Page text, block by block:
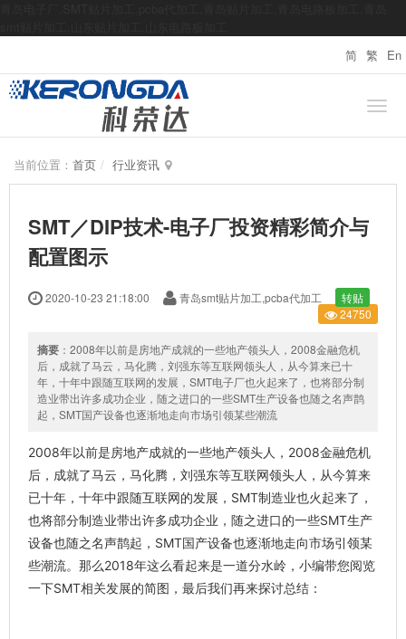
简 繁 En
当前位置： 首页 行业资讯
SMT／DIP技术-电子厂投资精彩简介与
配置图示
2020-10-23 21:18:00 青岛smt贴片加工,pcba代加工
转贴
24750
摘要 ：2008年以前是房地产成就的一些地产领头人，2008金融危机
后，成就了马云，马化腾，刘强东等互联网领头人，从今算来已十
年，十年中跟随互联网的发展，SMT电子厂也火起来了，也将部分制
造业带出许多成功企业，随之进口的一些SMT生产设备也随之名声鹊
起，SMT国产设备也逐渐地走向市场引领某些潮流
2008年以前是房地产成就的一些地产领头人， 2008金融危机
后，成就了马云，马化腾，刘强东等互联网领头人，从今算来
已十年，十年中跟随互联网的发展，SMT制造业也火起来了，
也将部分制造业带出许多成功企业，随之进口的一些SMT生产
设备也随之名声鹊起，SMT国产设备也逐渐地走向市场引领某
些潮流。那么2018年这么看起来是一道分水岭，小编带您阅览
一下SMT相关发展的简图，最后我们再来探讨总结：